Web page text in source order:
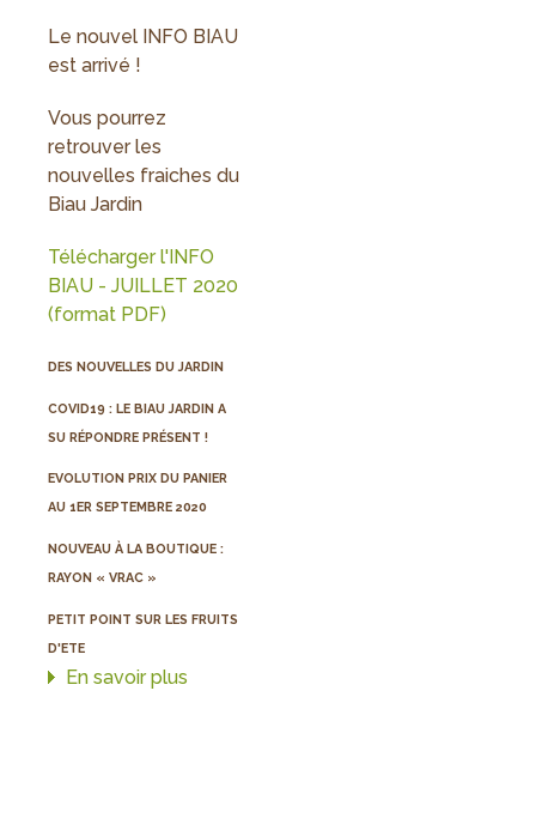
Le nouvel INFO BIAU
est arrivé !
Vous pourrez
retrouver les
nouvelles fraiches du
Biau Jardin
Télécharger l'INFO
BIAU - JUILLET 2020
(format PDF)
DES NOUVELLES DU JARDIN
COVID19 : LE BIAU JARDIN A
SU RÉPONDRE PRÉSENT !
EVOLUTION PRIX DU PANIER
AU 1ER SEPTEMBRE 2020
NOUVEAU À LA BOUTIQUE :
RAYON « VRAC »
PETIT POINT SUR LES FRUITS
D'ETE
En savoir plus